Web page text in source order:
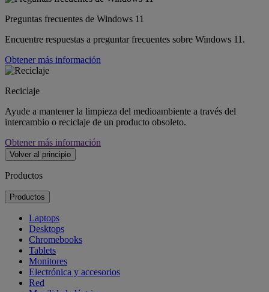
Preguntas frecuentes de Windows 11
Encuentre respuestas a preguntar frecuentes sobre Windows 11.
Obtener más información
Reciclaje
Ayude a mantener la limpieza del medioambiente a través del
intercambio o reciclaje de un producto obsoleto.
Obtener más información
Volver al principio
Productos
Productos
Laptops
Desktops
Chromebooks
Tablets
Monitores
Electrónica y accesorios
Red